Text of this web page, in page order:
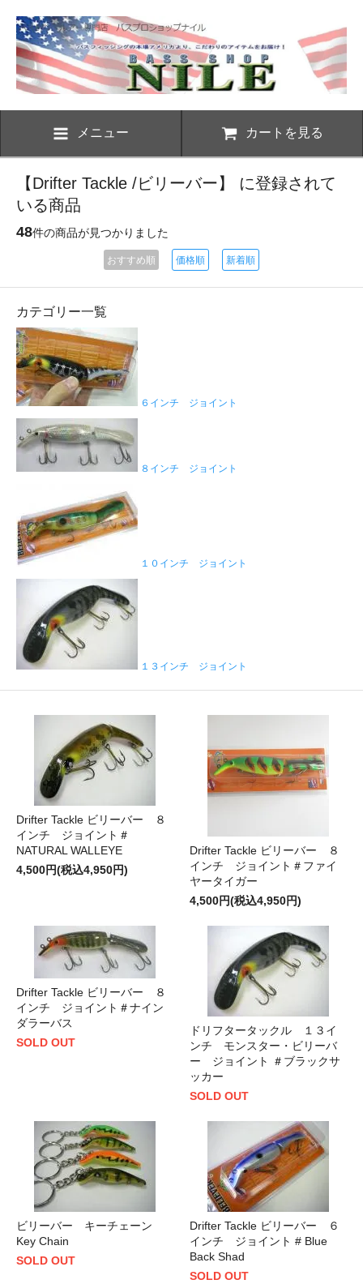
メニュー カートを見る
【Drifter Tackle /ビリーバー】 に登録されて
いる商品
48件の商品が見つかりました
おすすめ順 価格順 新着順
カテゴリー一覧
６インチ ジョイント
８インチ ジョイント
１０インチ ジョイント
１３インチ ジョイント
Drifter Tackle ビリーバー ８
インチ ジョイント＃
NATURAL WALLEYE
4,500円(税込4,950円)
Drifter Tackle ビリーバー ８
インチ ジョイント＃ファイ
ヤータイガー
4,500円(税込4,950円)
Drifter Tackle ビリーバー ８
インチ ジョイント＃ナイン
ダラーバス
SOLD OUT
ドリフタータックル １３イ
ンチ モンスター・ビリーバ
ー ジョイント ＃ブラックサ
ッカー
SOLD OUT
ビリーバー キーチェーン
Key Chain
SOLD OUT
Drifter Tackle ビリーバー ６
インチ ジョイント # Blue
Back Shad
SOLD OUT